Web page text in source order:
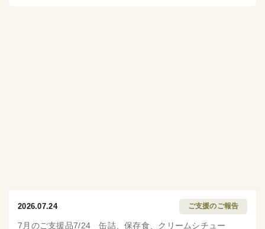
2026.07.24 ご支援のご報告
7月のご支援品7/24 缶詰、保存食、クリームシチュー